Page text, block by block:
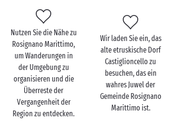
Rosignano Marittimo zu
zweit entdecken
Als Paargibt es nichts Besseres, als sich füreinander
Zeit zu nehmen und Momente zu teilen, die in der
Erinnerung bleiben werden. In einem Camping in der
Nähe von den Stränden von Rosignano Solvay
können Sie bei Sonnenuntergang Hand in Hand
spazieren gehen und den romantischen Moment
Nutzen Sie die Nähe zu
Rosignano Marittimo,
um Wanderungen in
der Umgebung zu
organisieren und die
Überreste der
Vergangenheit der
Region zu entdecken.
Wir laden Sie ein, das
alte etruskische Dorf
Castiglioncello zu
besuchen, das ein
wahres Juwel der
Gemeinde Rosignano
Marittimo ist.